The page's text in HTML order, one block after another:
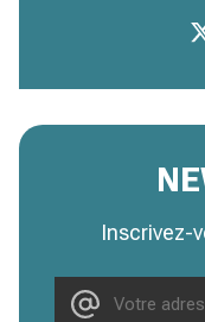
Inscrivez-